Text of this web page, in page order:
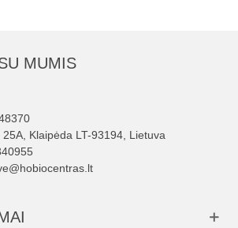
MUMIS
Klaipėda LT-93194, Lietuva